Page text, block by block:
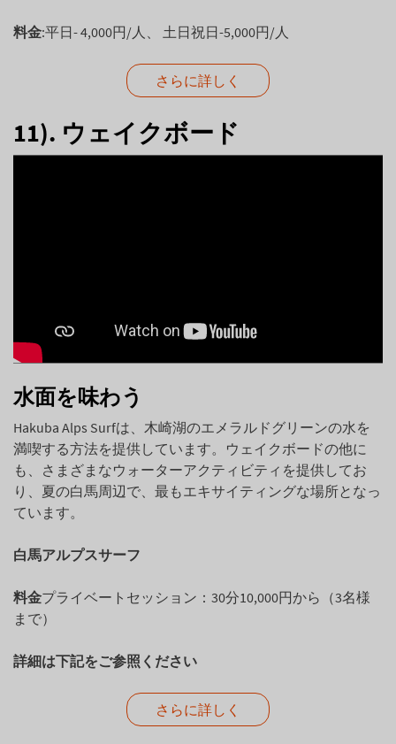
料金:平日- 4,000円/人、 土日祝日-5,000円/人
さらに詳しく
11). ウェイクボード
水面を味わう
Hakuba Alps Surfは、木崎湖のエメラルドグリーンの水を
満喫する方法を提供しています。ウェイクボードの他に
も、さまざまなウォーターアクティビティを提供してお
り、夏の白馬周辺で、最もエキサイティングな場所となっ
ています。
白馬アルプスサーフ
料金プライベートセッション：30分10,000円から（3名様
まで）
詳細は下記をご参照ください
さらに詳しく